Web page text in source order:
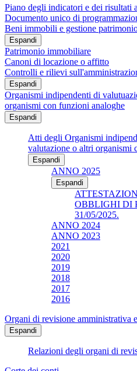
Piano degli indicatori e dei risultati
Documento unico di
Beni immobili e gestione
Espandi
Patrimonio immobiliare
Canoni di locazione o affitto
Controlli e rilievi
Espandi
Organismi indipendenti di
organismi con funzioni analoghe
Espandi
Atti degli Organismi
valutazione o altri organismi
Espandi
ANNO 2025
Espandi
OBBLIGHI DI
31/05/2025.
ANNO 2024
ANNO 2023
2021
2020
2019
2018
2017
2016
Organi di revisione amministrativa
Espandi
Relazioni degli organi di